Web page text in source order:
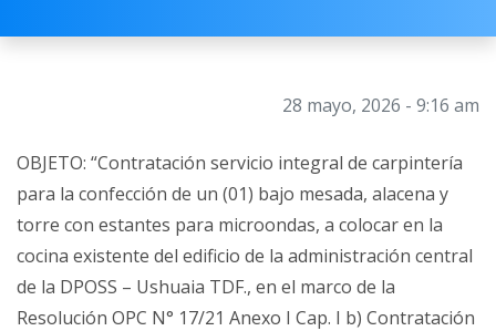
28 mayo, 2026 - 9:16 am
OBJETO: “Contratación servicio integral de carpintería
para la confección de un (01) bajo mesada, alacena y
torre con estantes para microondas, a colocar en la
cocina existente del edificio de la administración central
de la DPOSS – Ushuaia TDF., en el marco de la
Resolución OPC N° 17/21 Anexo I Cap. I b) Contratación